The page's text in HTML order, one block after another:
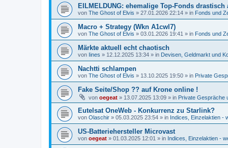
EILMELDUNG: ehemalige Top-Fonds
von The Ghost of Elvis » 27.01.2026 22:14 » in Fonds und
Macro + Strategy (Wkn A1cwl7)
von The Ghost of Elvis » 03.01.2026 19:41 » in Fonds und
Märkte aktuell echt chaotisch
von Iines » 12.12.2025 13:34 » in Devisen, Geldmarkt und
Nachtti schlampen
von The Ghost of Elvis » 13.10.2025 19:50 » in Private
Fake Seite/Shop ?? auf Krone online !
von oegeat » 13.07.2025 13:09 » in Private Gespräche
Eutelsat OneWeb - Konkurrenz zu Starlink?
von Olaschir » 05.03.2025 23:54 » in Indices, Einzelaktien -
US-Batteriehersteller Microvast
von oegeat » 01.03.2025 12:01 » in Indices, Einzelaktien -